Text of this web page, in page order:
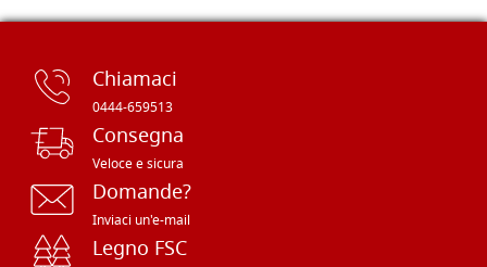
Chiamaci
0444-659513
Consegna
Veloce e sicura
Domande?
Inviaci un'e-mail
Legno FSC